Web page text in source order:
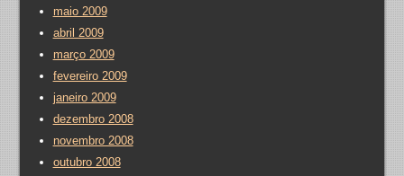
maio 2009
abril 2009
março 2009
fevereiro 2009
janeiro 2009
dezembro 2008
novembro 2008
outubro 2008